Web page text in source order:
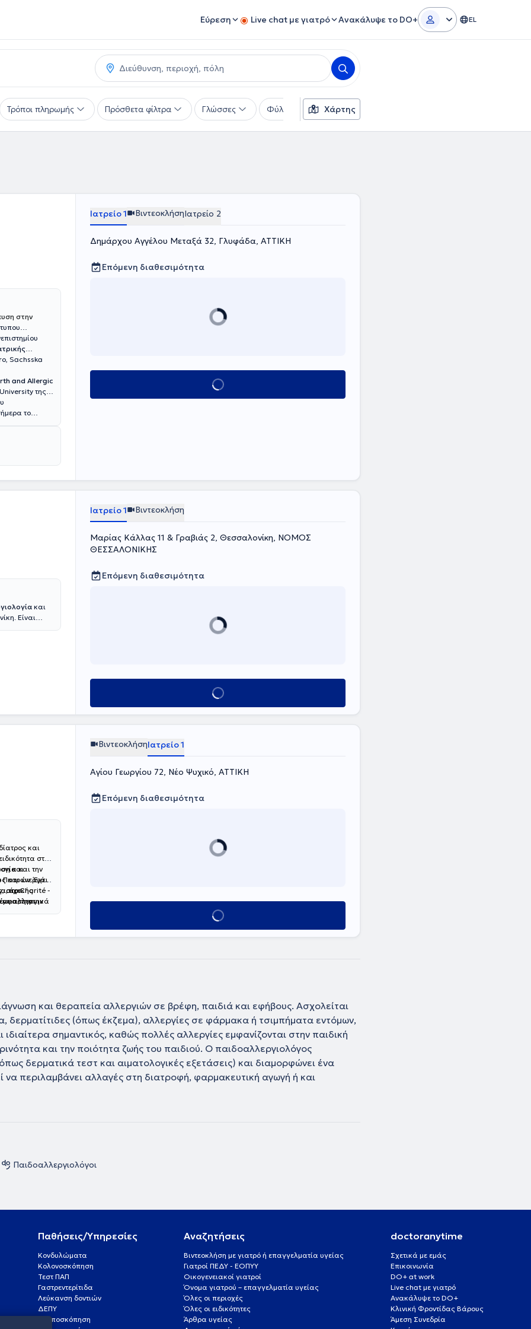
Εύρεση Live chat με γιατρό Ανακάλυψε το DO+ EL
Τρόποι πληρωμής Πρόσθετα φίλτρα Γλώσσες Φύλο Χάρτης
στην
Sachsska
and Allergic
της
το
Ιατρείο 1 ΒιντεοκλήσηΙατρείο 2
Δημάρχου Αγγέλου Μεταξά 32, Γλυφάδα, ΑΤΤΙΚΗ
Επόμενη διαθεσιμότητα
Κλείσε ραντεβού
και
Είναι
σε κέντρα της
Ιατρείο 1 Βιντεοκλήση
Μαρίας Κάλλας 11 & Γραβιάς 2, Θεσσαλονίκη, ΝΟΜΟΣ
ΘΕΣΣΑΛΟΝΙΚΗΣ
Επόμενη διαθεσιμότητα
Κλείσε ραντεβού
και
στην
και την
Πατρών. Έχει
στο Charité -
αλλεργικά
και
και ενεργό
έχει
στην
την
ΒιντεοκλήσηΙατρείο 1
Αγίου Γεωργίου 72, Νέο Ψυχικό, ΑΤΤΙΚΗ
Επόμενη διαθεσιμότητα
Κλείσε ραντεβού
και θεραπεία αλλεργιών σε βρέφη, παιδιά και εφήβους. Ασχολείται
δερματίτιδες (όπως έκζεμα), αλλεργίες σε φάρμακα ή τσιμπήματα εντόμων,
σημαντικός, καθώς πολλές αλλεργίες εμφανίζονται στην παιδική
και την ποιότητα ζωής του παιδιού. Ο παιδοαλλεργιολόγος
δερματικά τεστ και αιματολογικές εξετάσεις) και διαμορφώνει ένα
περιλαμβάνει αλλαγές στη διατροφή, φαρμακευτική αγωγή ή και
Παιδοαλλεργιολόγοι
Παθήσεις/Υπηρεσίες
Κονδυλώματα
Κολονοσκόπηση
Τεστ ΠΑΠ
Γαστρεντερίτιδα
Λεύκανση δοντιών
ΔΕΠΥ
Κολποσκόπηση
Αναζητήσεις
Βιντεοκλήση με γιατρό ή επαγγελματία υγείας
Γιατροί ΠΕΔΥ - ΕΟΠΥΥ
Οικογενειακοί γιατροί
Όνομα γιατρού – επαγγελματία υγείας
Όλες οι περιοχές
Όλες οι ειδικότητες
Άρθρα υγείας
doctoranytime
Σχετικά με εμάς
Επικοινωνία
DO+ at work
Live chat με γιατρό
Ανακάλυψε το DO+
Κλινική Φροντίδας Βάρους
Άμεση Συνεδρία